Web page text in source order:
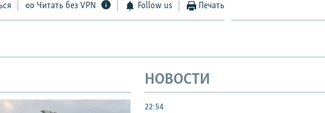
Читать без VPN Follow us Печать
НОВОСТИ
22:54